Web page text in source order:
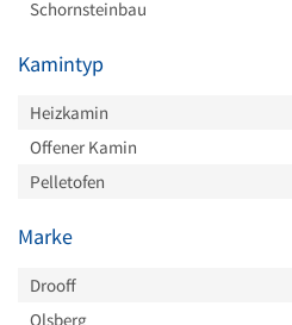
Schornsteinbau
Kamintyp
Heizkamin
Offener Kamin
Pelletofen
Marke
Drooff
Olsberg